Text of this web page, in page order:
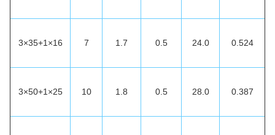
3×35+1×16 7 1.7 0.5 24.0 0.524
3×50+1×25 10 1.8 0.5 28.0 0.387